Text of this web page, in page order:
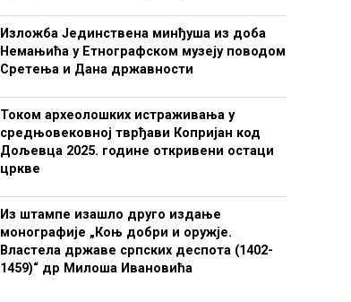
Изложба Јединствена минђуша из доба
Немањића у Етнографском музеју поводом
Сретења и Дана државности
Током археолошких истраживања у
средњовековној тврђави Копријан код
Дољевца 2025. године откривени остаци
цркве
Из штампе изашло друго издање
монографије „Коњ добри и оружје.
Властела државе српских деспота (1402-
1459)“ др Милоша Ивановића